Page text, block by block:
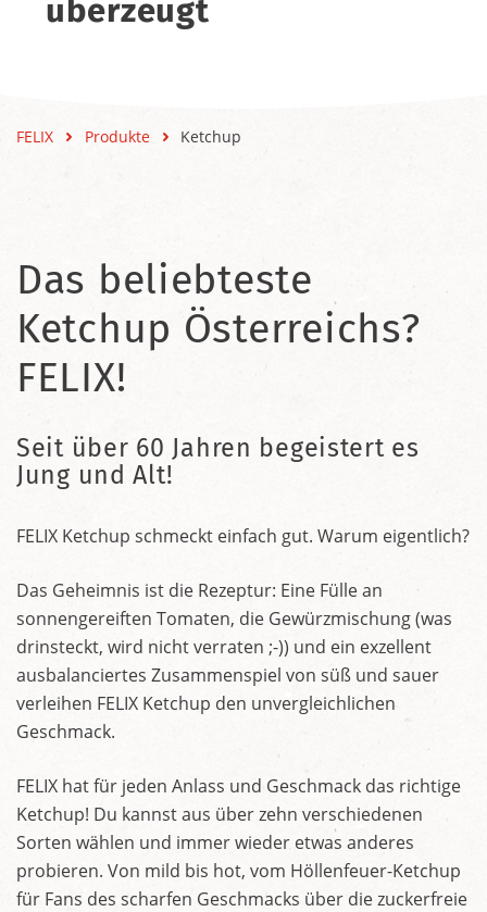
überzeugt
FELIX Produkte Ketchup
Das beliebteste
Ketchup Österreichs?
FELIX!
Seit über 60 Jahren begeistert es
Jung und Alt!
FELIX Ketchup schmeckt einfach gut. Warum eigentlich?
Das Geheimnis ist die Rezeptur: Eine Fülle an
sonnengereiften Tomaten, die Gewürzmischung (was
drinsteckt, wird nicht verraten ;-)) und ein exzellent
ausbalanciertes Zusammenspiel von süß und sauer
verleihen FELIX Ketchup den unvergleichlichen
Geschmack.
FELIX hat für jeden Anlass und Geschmack das richtige
Ketchup! Du kannst aus über zehn verschiedenen
Sorten wählen und immer wieder etwas anderes
probieren. Von mild bis hot, vom Höllenfeuer-Ketchup
für Fans des scharfen Geschmacks über die zuckerfreie